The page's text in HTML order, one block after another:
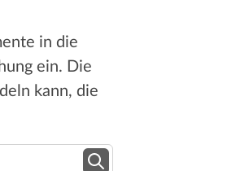
in die
ein. Die
kann, die